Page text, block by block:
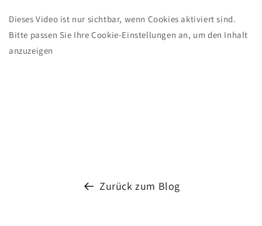
Dieses Video ist nur sichtbar, wenn Cookies aktiviert sind.
Bitte passen Sie Ihre Cookie-Einstellungen an, um den Inhalt
anzuzeigen
Zurück zum Blog